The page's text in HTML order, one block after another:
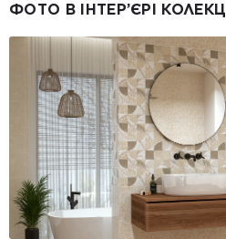
ФОТО В ІНТЕР’ЄРІ